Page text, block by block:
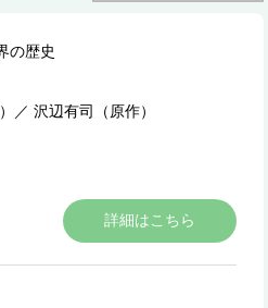
の歴史
／ 沢辺有司（原作）
詳細はこちら